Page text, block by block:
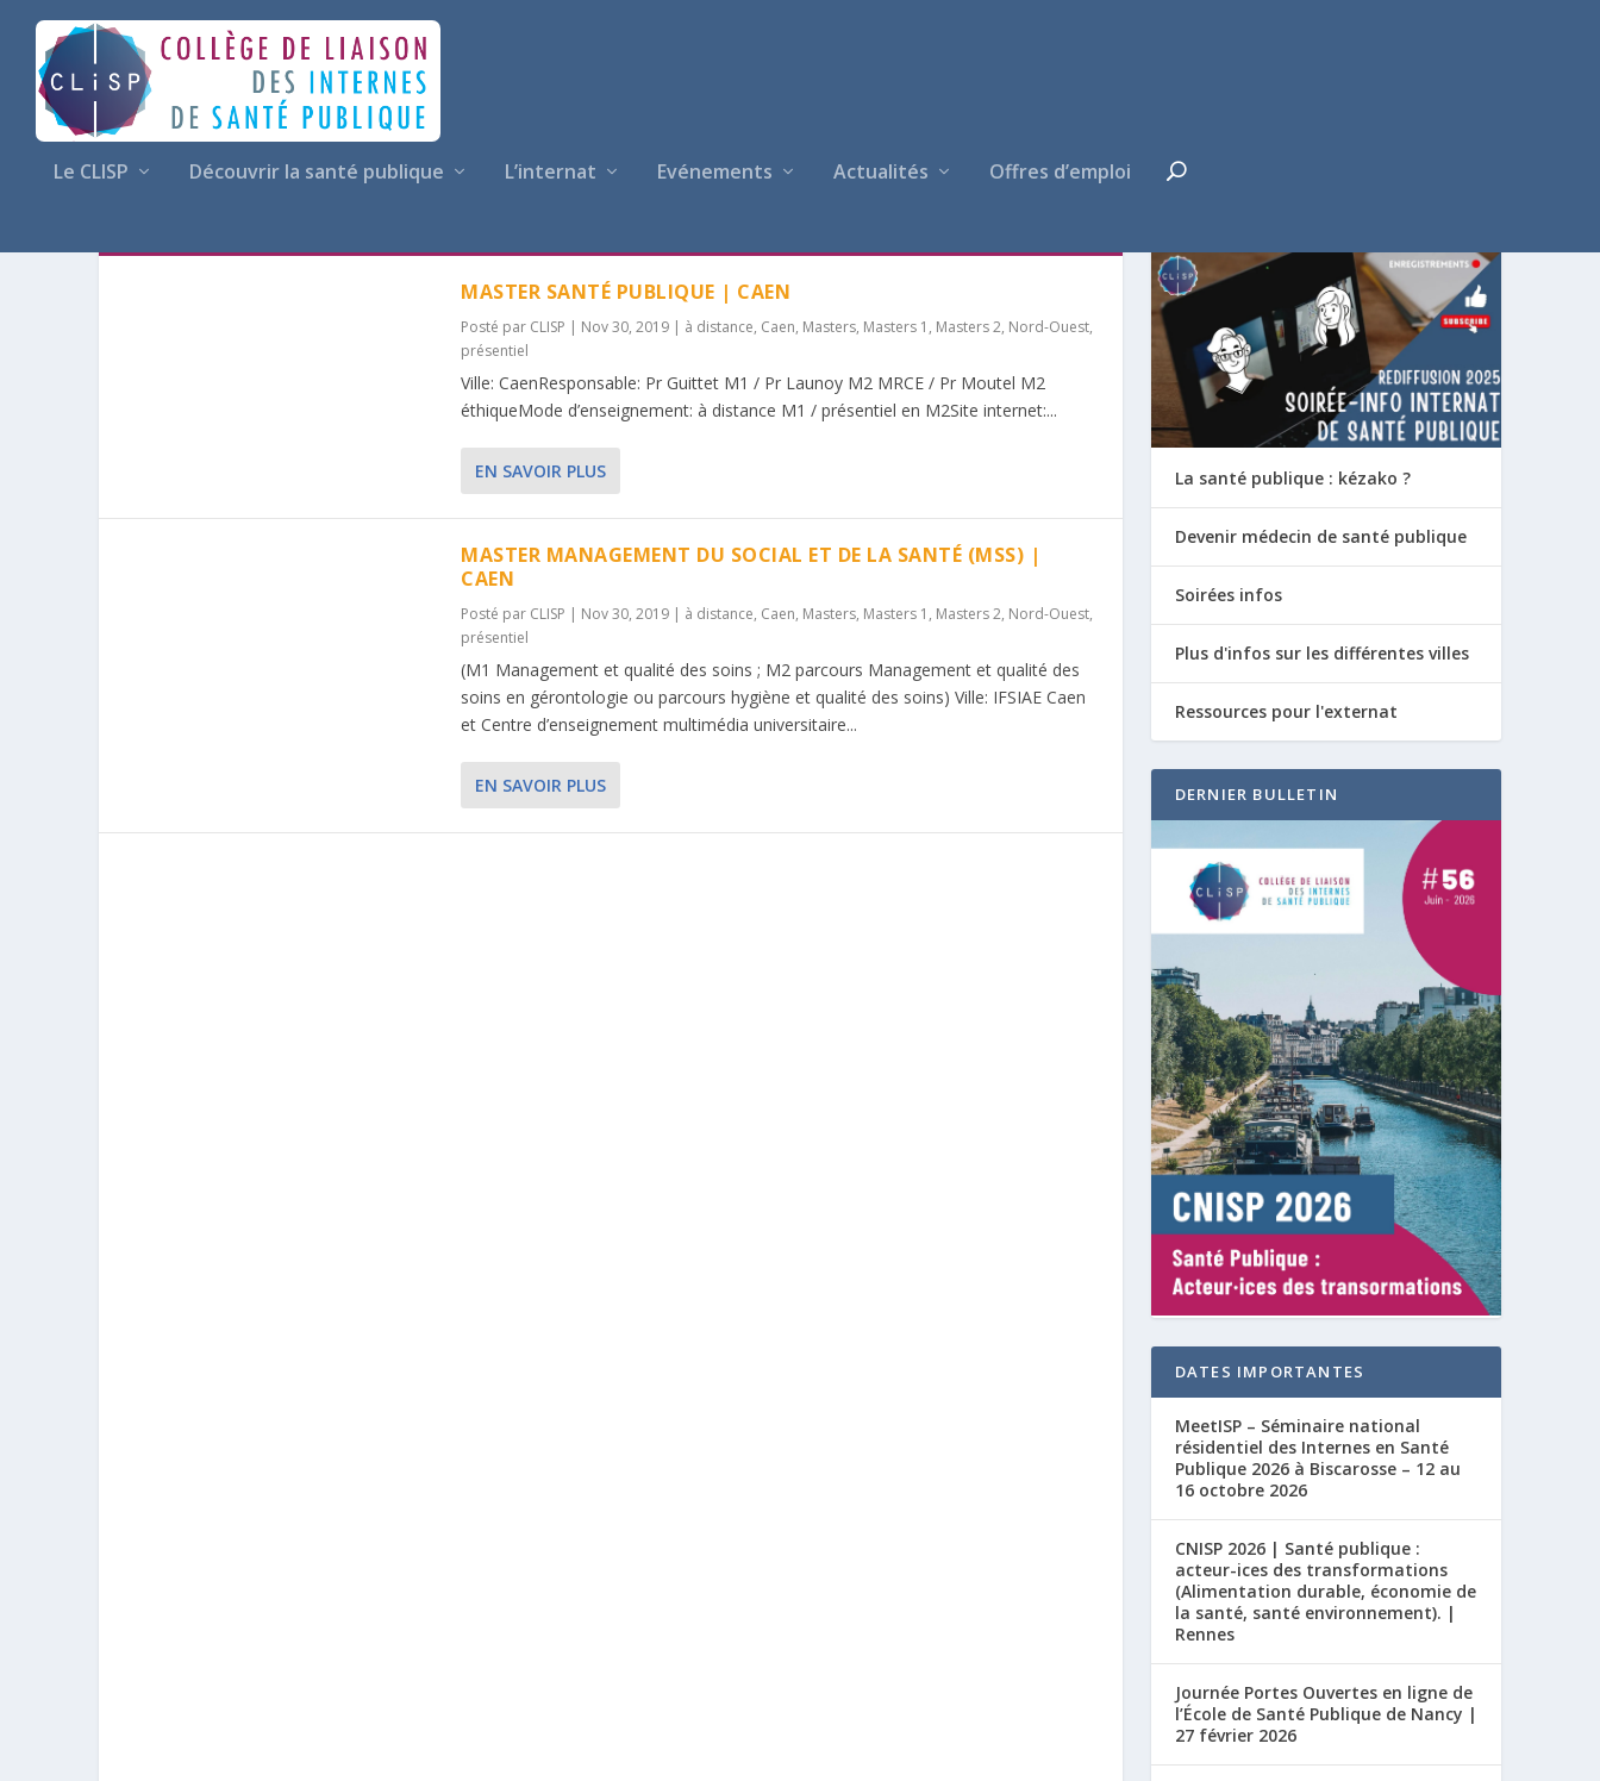
Le CLISP Découvrir la santé publique L’internat Evénements Actualités Offres d’emploi
MASTER SANTÉ PUBLIQUE | CAEN
Posté par CLISP | Nov 30, 2019 | à distance, Caen, Masters, Masters 1 , Masters 2, Nord-Ouest,
présentiel
Ville: CaenResponsable: Pr Guittet M1 / Pr Launoy M2 MRCE / Pr Moutel M2
éthiqueMode d’enseignement: à distance M1 / présentiel en M2Site internet:...
EN SAVOIR PLUS
MASTER MANAGEMENT DU SOCIAL ET DE LA SANTÉ (MSS) |
CAEN
Posté par CLISP | Nov 30, 2019 | à distance, Caen, Masters, Masters 1 , Masters 2, Nord-Ouest,
présentiel
(M1 Management et qualité des soins ; M2 parcours Management et qualité des
soins en gérontologie ou parcours hygiène et qualité des soins) Ville: IFSIAE Caen
et Centre d’enseignement multimédia universitaire...
EN SAVOIR PLUS
La santé publique : kézako ?
Devenir médecin de santé publique
Soirées infos
Plus d'infos sur les différentes villes
Ressources pour l'externat
DERNIER BULLETIN
DATES IMPORTANTES
MeetISP – Séminaire national
résidentiel des Internes en Santé
Publique 2026 à Biscarosse – 12 au
16 octobre 2026
CNISP 2026 | Santé publique :
acteur-ices des transformations
(Alimentation durable, économie de
la santé, santé environnement). |
Rennes
Journée Portes Ouvertes en ligne de
l’École de Santé Publique de Nancy |
27 février 2026